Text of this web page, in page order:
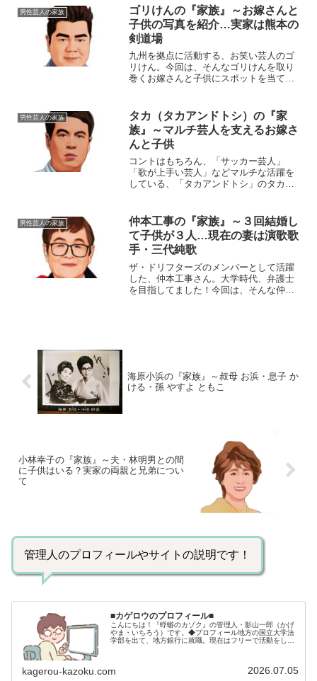
〈昭和54年〉7月29日身長：177cm 血液
型：A型出...
男性芸人の家族
ゴリけんの『家族』～お嫁さんと
子供の写真を紹介…実家は熊本の
剣道場
九州を拠点に活動する、お笑い芸人のゴ
リけん。今回は、そんなゴリけんを取り
巻くお嫁さんと子供にスポットを当て、
ちろう）生年月日：1973年〈昭和48年〉
10月24日身 長...
男性芸人の家族
タカ（タカアンドトシ）の『家
族』～マルチ芸人を支えるお嫁さ
んと子供
コントはもちろん、「サッカー芸人」
「歌が上手い芸人」などマルチな活躍を
している、「タカアンドトシ」のタカさ
崇大（すずき・たかひろ）生年月日：
1976年〈昭和51年〉4月...
男性芸人の家族
仲本工事の『家族』～３回結婚し
て子供が３人…現在の妻は演歌歌
手・三代純歌
ザ・ドリフターズのメンバーとして活躍
した、仲本工事さん。大学時代、弁護士
を目指してました！今回は、そんな仲本
海原小浜の『家族』～叔母 お浜・息子 か
ける・孫 やすよ ともこ
小林幸子の『家族』～夫・林明男との間
に子供はいる？実家の両親と兄弟につい
て
管理人のプロフィールやサイトの説明です！
■カゲロウのプロフィール■
こんにちは！『蜉蝣のカゾク』の管理人・影山一郎（かげ
やま・いちろう）です。◆プロフィール地方の国立大学法
学部を出て、地方銀行に就職。現在はフリーで活動をして
kagerou-kazoku.com 2026.07.05